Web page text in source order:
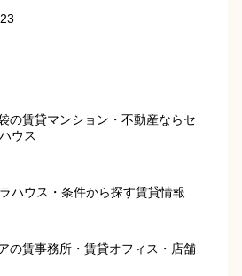
の賃貸マンション・不動産ならセ
ウス
ハウス・条件から探す賃貸情報
の賃事務所・賃貸オフィス・店舗